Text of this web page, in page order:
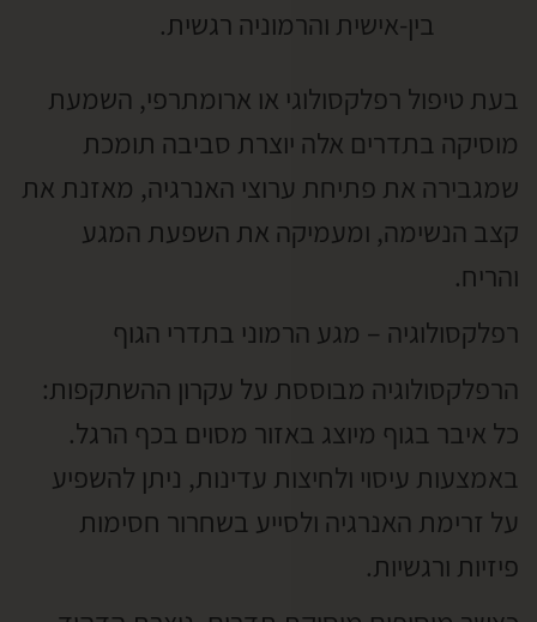
בין-אישית והרמוניה רגשית.
בעת טיפול רפלקסולוגי או ארומתרפי, השמעת
מוסיקה בתדרים אלה יוצרת סביבה תומכת
שמגבירה את פתיחת ערוצי האנרגיה, מאזנת את
קצב הנשימה, ומעמיקה את השפעת המגע
והריח.
רפלקסולוגיה – מגע הרמוני בתדרי הגוף
הרפלקסולוגיה מבוססת על עקרון ההשתקפות:
כל איבר בגוף מיוצג באזור מסוים בכף הרגל.
באמצעות עיסוי ולחיצות עדינות, ניתן להשפיע
על זרימת האנרגיה ולסייע בשחרור חסימות
פיזיות ורגשיות.